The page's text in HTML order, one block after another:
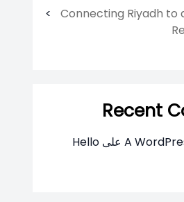
Connecting Riyadh to
Recent
A على Hello